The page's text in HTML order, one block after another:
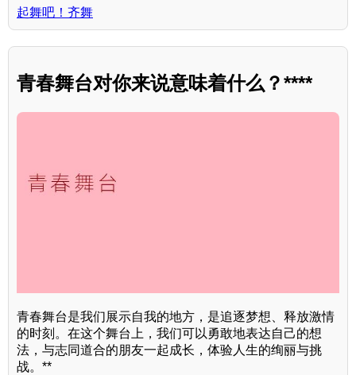
起舞吧！齐舞
青春舞台对你来说意味着什么？****
青春舞台是我们展示自我的地方，是追逐梦想、释放激情
的时刻。在这个舞台上，我们可以勇敢地表达自己的想
法，与志同道合的朋友一起成长，体验人生的绚丽与挑
战。**